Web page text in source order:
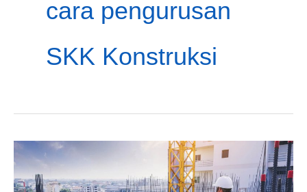
cara pengurusan
SKK Konstruksi
Cara
Mengurus
SKK